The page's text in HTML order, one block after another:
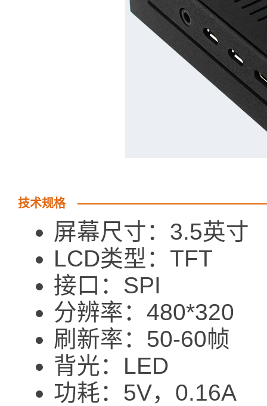
技术规格
屏幕尺寸：3.5英寸
LCD类型：TFT
接口：SPI
分辨率：480*320
刷新率：50-60帧
背光：LED
功耗：5V，0.16A